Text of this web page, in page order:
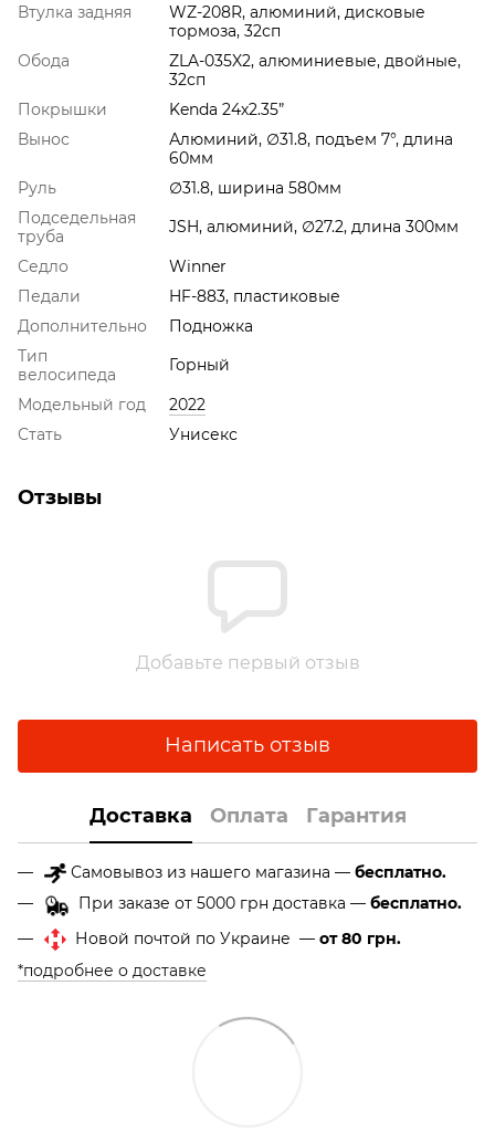
Втулка задняя
WZ-208R, алюминий, дисковые
тормоза, 32сп
Обода
ZLA-035X2, алюминиевые, двойные,
32сп
Покрышки
Kenda 24х2.35”
Вынос
Алюминий, ∅31.8, подъем 7°, длина
60мм
Руль
∅31.8, ширина 580мм
Подседельная
труба
JSH, алюминий, ∅27.2, длина 300мм
Седло
Winner
Педали
HF-883, пластиковые
Дополнительно
Подножка
Тип
велосипеда
Горный
Модельный год
2022
Стать
Унисекс
Отзывы
Добавьте первый отзыв
Написать отзыв
Доставка Оплата Гарантия
Самовывоз из нашего магазина — бесплатно.
При заказе от 5000 грн доставка — бесплатно.
Новой почтой по Украине — от 80 грн.
*подробнее о доставке